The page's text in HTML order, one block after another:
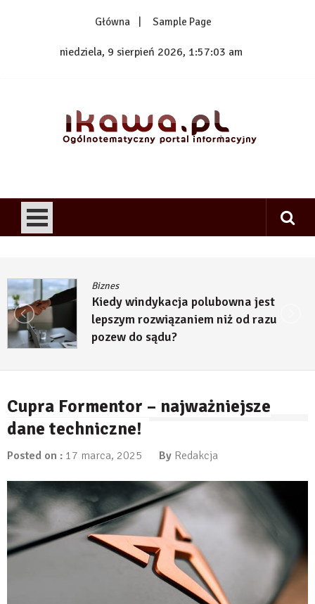
Główna Sample Page
niedziela, 9 sierpień 2026, 1:57:03 am
Biznes
Kiedy windykacja polubowna jest
lepszym rozwiązaniem niż od razu
pozew do sądu?
Cupra Formentor – najważniejsze
dane techniczne!
Posted on : 17 marca, 2025 By Redakcja